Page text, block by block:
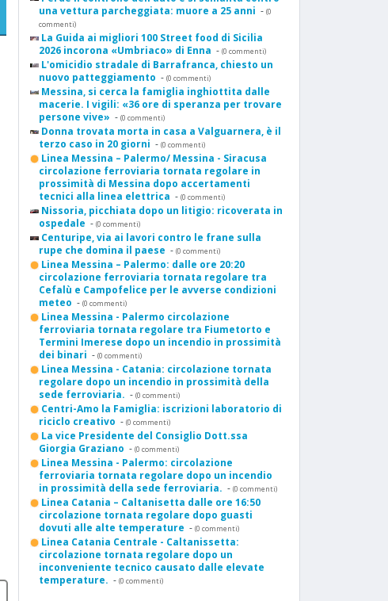
una vettura parcheggiata: muore a 25 anni - (0
commenti)
La Guida ai migliori 100 Street food di Sicilia
2026 incorona «Umbriaco» di Enna - (0 commenti)
L'omicidio stradale di Barrafranca, chiesto un
nuovo patteggiamento - (0 commenti)
Messina, si cerca la famiglia inghiottita dalle
macerie. I vigili: «36 ore di speranza per trovare
persone vive» - (0 commenti)
Donna trovata morta in casa a Valguarnera, è il
terzo caso in 20 giorni - (0 commenti)
Linea Messina – Palermo/ Messina - Siracusa
circolazione ferroviaria tornata regolare in
prossimità di Messina dopo accertamenti
tecnici alla linea elettrica - (0 commenti)
Nissoria, picchiata dopo un litigio: ricoverata in
ospedale - (0 commenti)
Centuripe, via ai lavori contro le frane sulla
rupe che domina il paese - (0 commenti)
Linea Messina – Palermo: dalle ore 20:20
circolazione ferroviaria tornata regolare tra
Cefalù e Campofelice per le avverse condizioni
meteo - (0 commenti)
Linea Messina - Palermo circolazione
ferroviaria tornata regolare tra Fiumetorto e
Termini Imerese dopo un incendio in prossimità
dei binari - (0 commenti)
Linea Messina - Catania: circolazione tornata
regolare dopo un incendio in prossimità della
sede ferroviaria. - (0 commenti)
Centri-Amo la Famiglia: iscrizioni laboratorio di
riciclo creativo - (0 commenti)
La vice Presidente del Consiglio Dott.ssa
Giorgia Graziano - (0 commenti)
Linea Messina - Palermo: circolazione
ferroviaria tornata regolare dopo un incendio
in prossimità della sede ferroviaria. - (0 commenti)
Linea Catania – Caltanisetta dalle ore 16:50
circolazione tornata regolare dopo guasti
dovuti alle alte temperature - (0 commenti)
Linea Catania Centrale - Caltanissetta:
circolazione tornata regolare dopo un
inconveniente tecnico causato dalle elevate
temperature. - (0 commenti)